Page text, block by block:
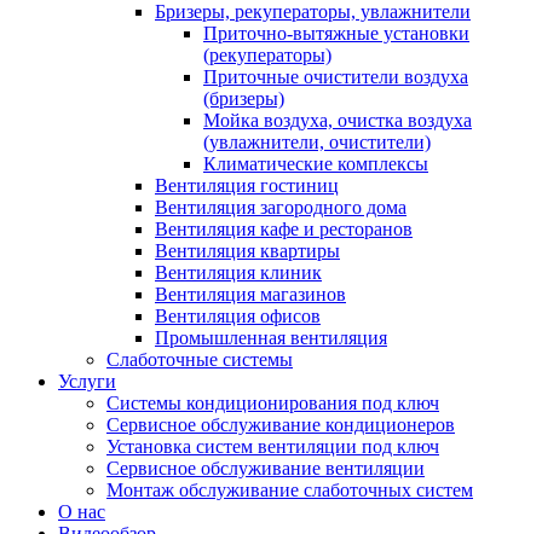
Бризеры, рекуператоры, увлажнители
Приточно-вытяжные установки
(рекуператоры)
Приточные очистители воздуха
(бризеры)
Мойка воздуха, очистка воздуха
(увлажнители, очистители)
Климатические комплексы
Вентиляция гостиниц
Вентиляция загородного дома
Вентиляция кафе и ресторанов
Вентиляция квартиры
Вентиляция клиник
Вентиляция магазинов
Вентиляция офисов
Промышленная вентиляция
Слаботочные системы
Услуги
Системы кондиционирования под ключ
Сервисное обслуживание кондиционеров
Установка систем вентиляции под ключ
Сервисное обслуживание вентиляции
Монтаж обслуживание слаботочных систем
О нас